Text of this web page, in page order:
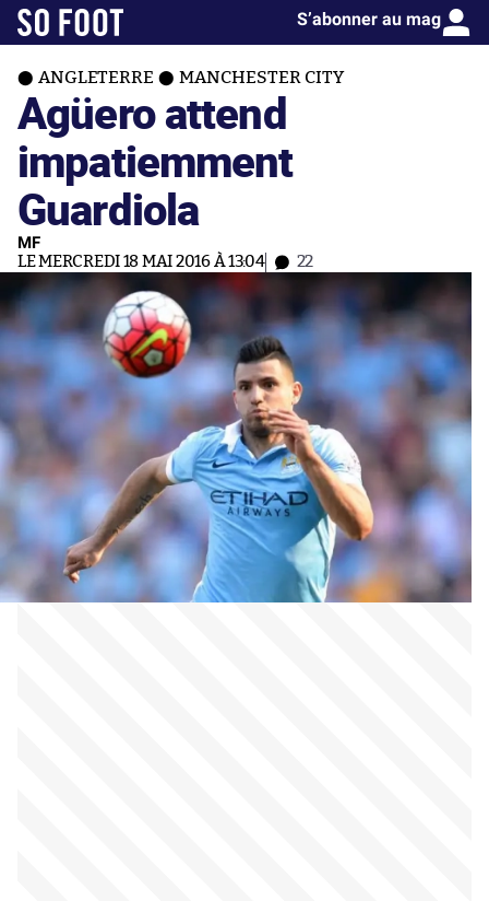
S’abonner au mag
ANGLETERRE MANCHESTER CITY
Agüero attend
impatiemment
Guardiola
MF
LE MERCREDI 18 MAI 2016 À 13:04 22